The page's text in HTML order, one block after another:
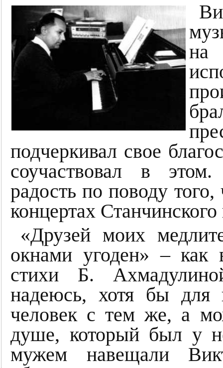
подчеркивал свое
соучаствовал в
радость по поводу
концертах
«Друзей моих
окнами угоден» –
стихи Б.
надеюсь, хотя бы для
человек с тем же, а
душе, который был у
мужем навещали